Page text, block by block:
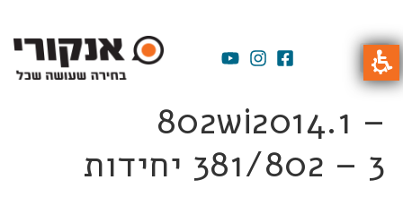
802wi2014.1 –
381/802 – 3 יחידות